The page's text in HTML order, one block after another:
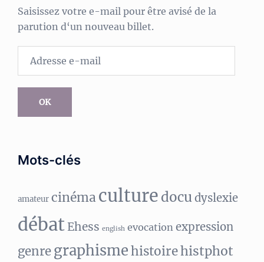
Saisissez votre e-mail pour être avisé de la
parution d‘un nouveau billet.
OK
Mots-clés
amateur cinémaculture docudyslexie
débat Ehess english evocation expression
genregraphismehistoirehistphot